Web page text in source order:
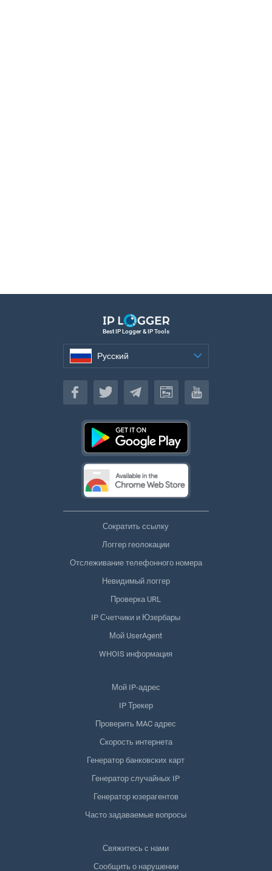
Best IP Logger & IP Tools
Русский
Русский
Сократить ссылку
Логгер геолокации
Отслеживание телефонного номера
Невидимый логгер
Проверка URL
IP Счетчики и Юзербары
Мой UserAgent
WHOIS информация
Мой IP-адрес
IP Трекер
Проверить MAC адрес
Скорость интернета
Генератор банковских карт
Генератор случайных IP
Генератор юзерагентов
Часто задаваемые вопросы
Свяжитесь с нами
Сообщить о нарушении